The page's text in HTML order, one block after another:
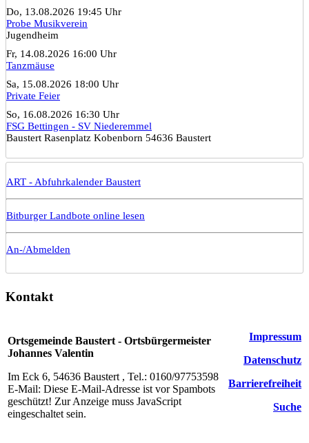
Do, 13.08.2026 19:45 Uhr
Probe Musikverein
Jugendheim
Fr, 14.08.2026 16:00 Uhr
Tanzmäuse
Sa, 15.08.2026 18:00 Uhr
Private Feier
So, 16.08.2026 16:30 Uhr
FSG Bettingen - SV Niederemmel
Baustert Rasenplatz Kobenborn 54636 Baustert
ART - Abfuhrkalender Baustert
Bitburger Landbote online lesen
An-/Abmelden
Kontakt
Ortsgemeinde Baustert - Ortsbürgermeister
Johannes Valentin
Im Eck 6, 54636 Baustert , Tel.: 0160/97753598
E-Mail: Diese E-Mail-Adresse ist vor Spambots
geschützt! Zur Anzeige muss JavaScript
eingeschaltet sein.
Impressum
Datenschutz
Barrierefreiheit
Suche